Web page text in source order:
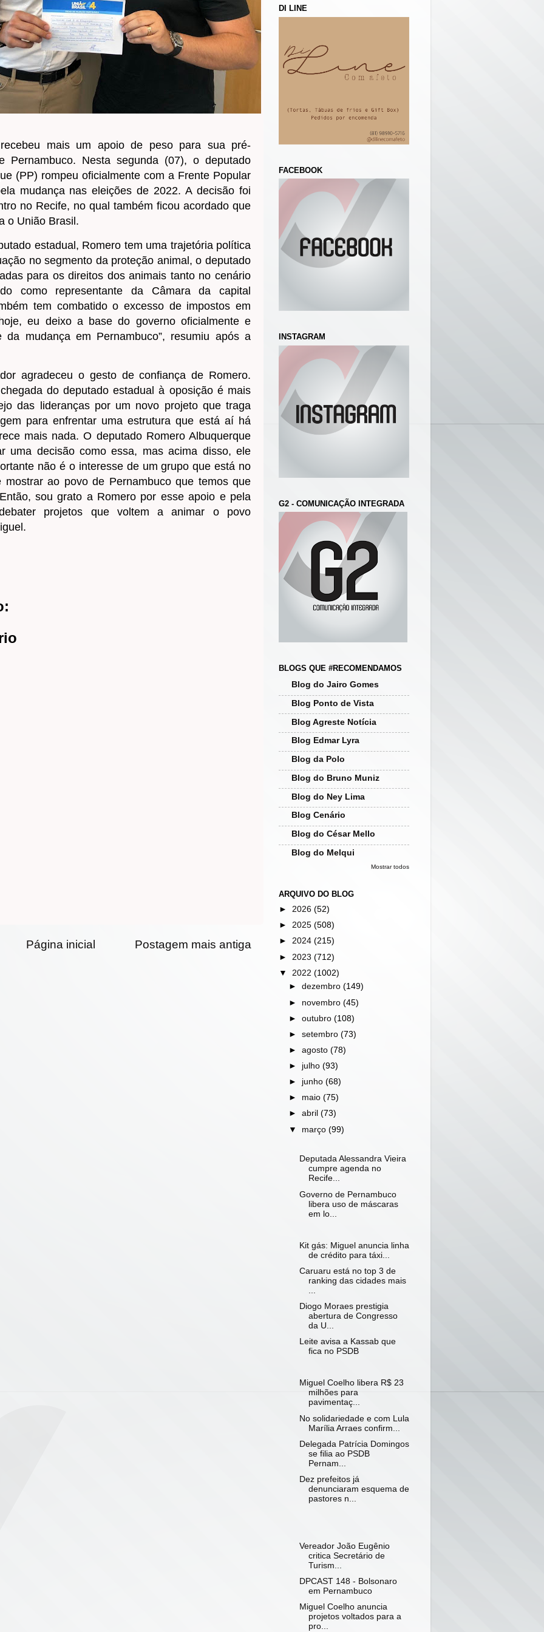
mais um apoio de peso para sua pré-
Pernambuco. Nesta segunda (07), o deputado
(PP) rompeu oficialmente com a Frente Popular
mudança nas eleições de 2022. A decisão foi
no Recife, no qual também ficou acordado que
o União Brasil.
estadual, Romero tem uma trajetória política
no segmento da proteção animal, o deputado
para os direitos dos animais tanto no cenário
como representante da Câmara da capital
tem combatido o excesso de impostos em
eu deixo a base do governo oficialmente e
mudança em Pernambuco”, resumiu após a
agradeceu o gesto de confiança de Romero.
do deputado estadual à oposição é mais
das lideranças por um novo projeto que traga
para enfrentar uma estrutura que está aí há
mais nada. O deputado Romero Albuquerque
uma decisão como essa, mas acima disso, ele
não é o interesse de um grupo que está no
mostrar ao povo de Pernambuco que temos que
sou grato a Romero por esse apoio e pela
projetos que voltem a animar o povo
Postagem mais antiga
Página inicial
DI LINE
FACEBOOK
INSTAGRAM
G2 - COMUNICAÇÃO INTEGRADA
BLOGS QUE #RECOMENDAMOS
Blog do Jairo Gomes
Blog Ponto de Vista
Blog Agreste Notícia
Blog Edmar Lyra
Blog da Polo
Blog do Bruno Muniz
Blog do Ney Lima
Blog Cenário
Blog do César Mello
Blog do Melqui
Mostrar todos
ARQUIVO DO BLOG
► 2026 (52)
► 2025 (508)
► 2024 (215)
► 2023 (712)
▼ 2022 (1002)
►dezembro(149)
► novembro(45)
►outubro(108)
►setembro(73)
►agosto(78)
► julho(93)
► junho(68)
► maio(75)
►abril(73)
▼ março(99)
Deputada Alessandra Vieira
cumpre agenda no
Recife...
Governo de Pernambuco
libera uso de máscaras
em lo...
Kit gás: Miguel anuncia linha
de crédito para táxi...
Caruaru está no top 3 de
ranking das cidades mais
Diogo Moraes prestigia
abertura de Congresso
da U...
Leite avisa a Kassab que
fica no PSDB
Miguel Coelho libera R$ 23
milhões para
pavimentaç...
No solidariedade e com Lula
Marília Arraes confirm...
Delegada Patrícia Domingos
se filia ao PSDB
Pernam...
Dez prefeitos já
denunciaram esquema de
pastores n...
Vereador João Eugênio
critica Secretário de
Turism...
DPCAST 148 - Bolsonaro
em Pernambuco
Miguel Coelho anuncia
projetos voltados para a
pro...